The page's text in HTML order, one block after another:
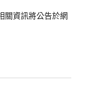
關資訊將公告於網